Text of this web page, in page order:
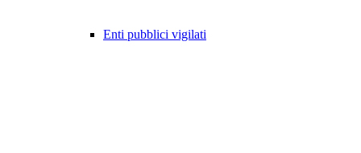
Enti pubblici vigilati